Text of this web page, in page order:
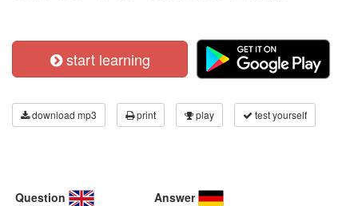
start learning
download mp3 print play test yourself
Question Answer